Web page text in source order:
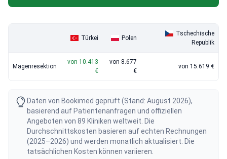
Türkei Polen
Tschechische
Republik
Magenresektion
von 10.413
€
von 8.677
€
von 15.619 €
Daten von Bookimed geprüft (Stand: August 2026),
basierend auf Patientenanfragen und offiziellen
Angeboten von 89 Kliniken weltweit. Die
Durchschnittskosten basieren auf echten Rechnungen
(2025–2026) und werden monatlich aktualisiert. Die
tatsächlichen Kosten können variieren.